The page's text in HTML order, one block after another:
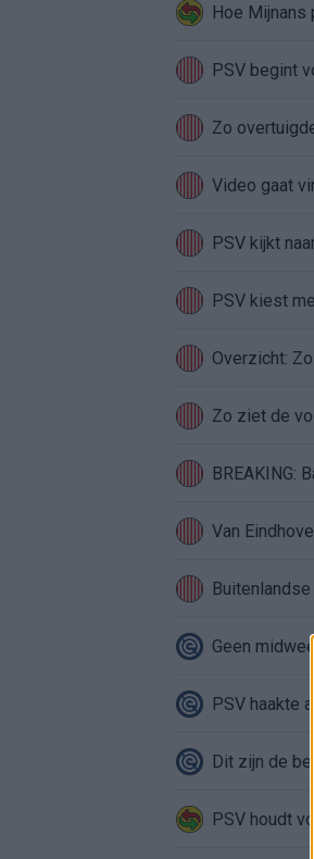
Hoe Mijnans
PSV begint
Zo
Video gaat
PSV kijkt
PSV kiest
Overzicht:
Zo ziet de
BREAKING:
Van
Geen
PSV haakte
Dit zijn de
PSV houdt